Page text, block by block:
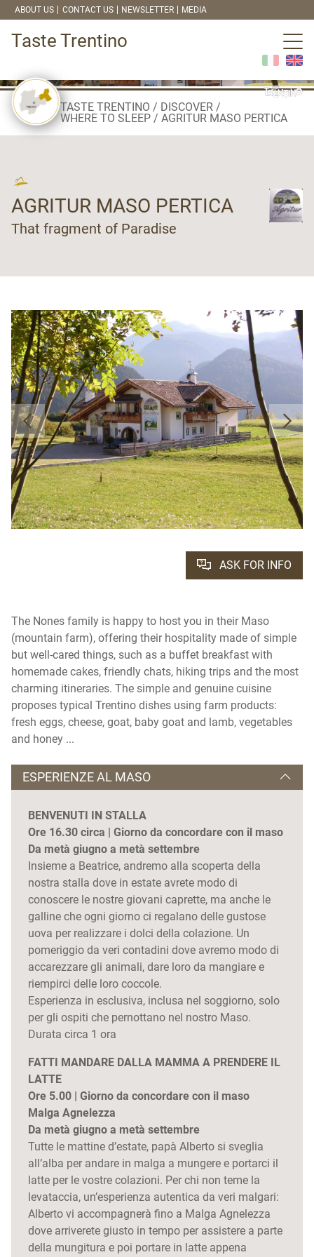
ABOUT US CONTACT US NEWSLETTER MEDIA
Taste Trentino
TASTE TRENTINO
DISCOVER
WHERE TO SLEEP
AGRITUR MASO PERTICA
AGRITUR MASO PERTICA
That fragment of Paradise
ASK FOR INFO
The Nones family is happy to host you in their Maso
(mountain farm), offering their hospitality made of simple
but well-cared things, such as a buffet breakfast with
homemade cakes, friendly chats, hiking trips and the most
charming itineraries. The simple and genuine cuisine
proposes typical Trentino dishes using farm products:
fresh eggs, cheese, goat, baby goat and lamb, vegetables
and honey ...
ESPERIENZE AL MASO
BENVENUTI IN STALLA
Ore 16.30 circa | Giorno da concordare con il maso
Da metà giugno a metà settembre
Insieme a Beatrice, andremo alla scoperta della
nostra stalla dove in estate avrete modo di
conoscere le nostre giovani caprette, ma anche le
galline che ogni giorno ci regalano delle gustose
uova per realizzare i dolci della colazione. Un
pomeriggio da veri contadini dove avremo modo di
accarezzare gli animali, dare loro da mangiare e
riempirci delle loro coccole.
Esperienza in esclusiva, inclusa nel soggiorno, solo
per gli ospiti che pernottano nel nostro Maso.
Durata circa 1 ora
FATTI MANDARE DALLA MAMMA A PRENDERE IL
LATTE
Ore 5.00 | Giorno da concordare con il maso
Malga Agnelezza
Da metà giugno a metà settembre
Tutte le mattine d’estate, papà Alberto si sveglia
all’alba per andare in malga a mungere e portarci il
latte per le vostre colazioni. Per chi non teme la
levataccia, un’esperienza autentica da veri malgari:
Alberto vi accompagnerà fino a Malga Agnelezza
dove arriverete giusto in tempo per assistere a parte
della mungitura e poi portare in latte appena